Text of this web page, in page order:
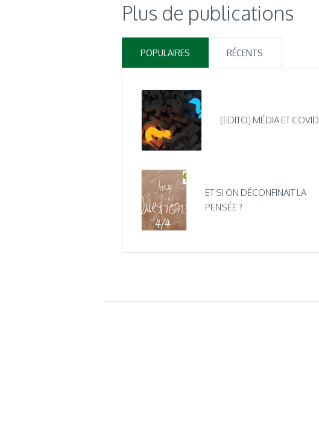
Plus de publications
POPULAIRES RÉCENTS
[EDITO] MÉDIA ET COVID
ET SI ON DÉCONFINAIT LA
PENSÉE ?